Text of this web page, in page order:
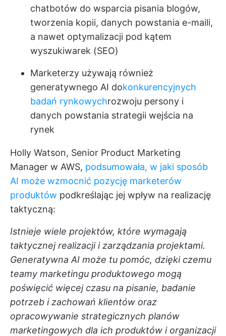
chatbotów do wsparcia pisania blogów,
tworzenia kopii, danych powstania e-maili,
a nawet optymalizacji pod kątem
wyszukiwarek (SEO)
Marketerzy używają również
generatywnego AI dokonkurencyjnych
badań rynkowychrozwoju persony i
danych powstania strategii wejścia na
rynek
Holly Watson, Senior Product Marketing
Manager w AWS, podsumowała, w jaki sposób
AI może wzmocnić pozycję marketerów
produktów podkreślając jej wpływ na realizację
taktyczną:
Istnieje wiele projektów, które wymagają
taktycznej realizacji i zarządzania projektami.
Generatywna AI może tu pomóc, dzięki czemu
teamy marketingu produktowego mogą
poświęcić więcej czasu na pisanie, badanie
potrzeb i zachowań klientów oraz
opracowywanie strategicznych planów
marketingowych dla ich produktów i organizacji